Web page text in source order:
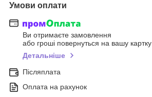
Умови оплати
Ви отримаєте замовлення
або гроші повернуться на вашу картку
Детальніше
Післяплата
Оплата на рахунок